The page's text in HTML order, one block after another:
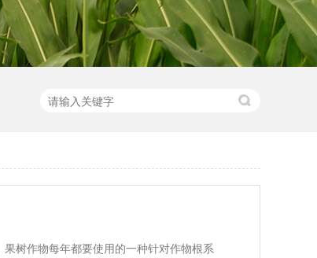
树作物每年都要使用的一种针对作物根系